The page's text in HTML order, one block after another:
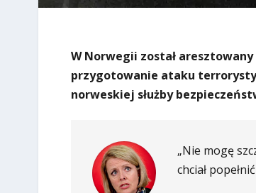
W Norwegii został
przygotowanie ataku
norweskiej służby
„Nie mogę
chciał